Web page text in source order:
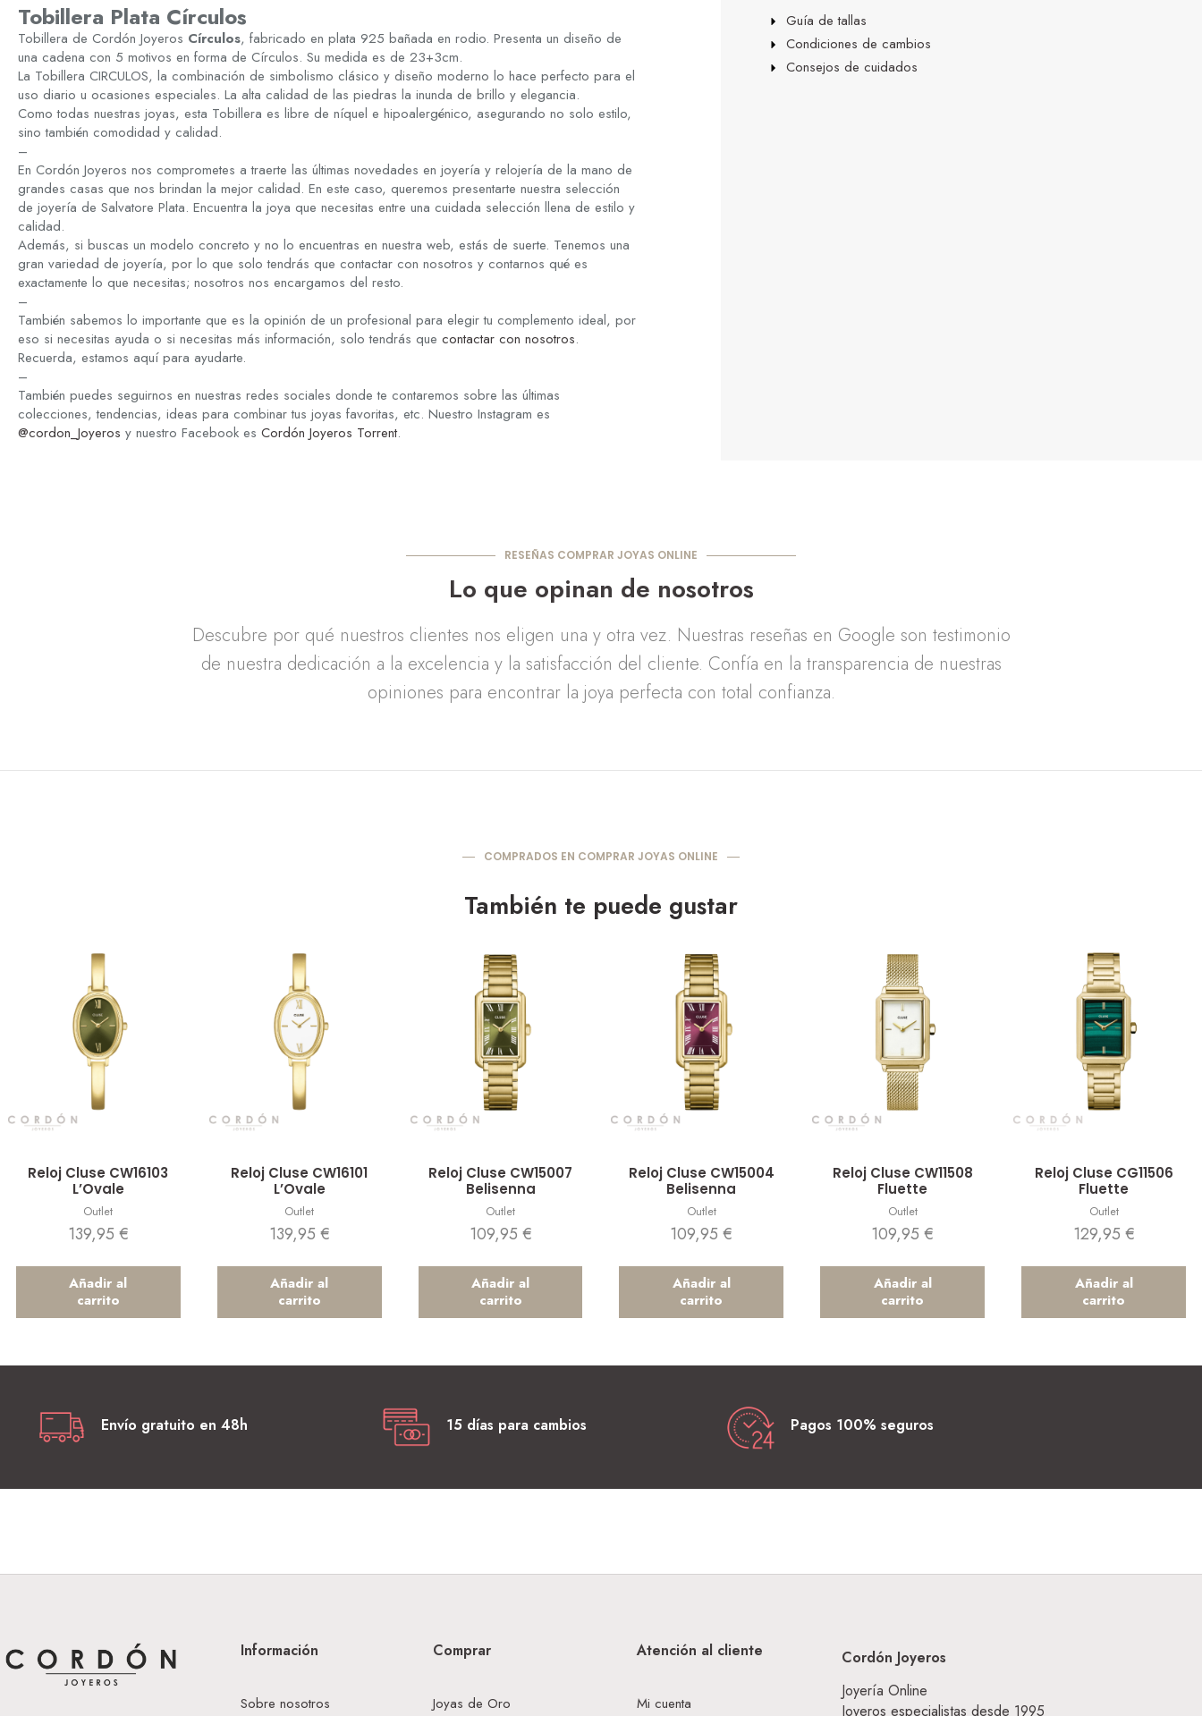
Tobillera Plata Círculos
Tobillera de Cordón Joyeros Círculos, fabricado en plata 925 bañada en rodio. Presenta un diseño de
una cadena con 5 motivos en forma de Círculos. Su medida es de 23+3cm.
La Tobillera CIRCULOS, la combinación de simbolismo clásico y diseño moderno lo hace perfecto para el
uso diario u ocasiones especiales. La alta calidad de las piedras la inunda de brillo y elegancia.
Como todas nuestras joyas, esta Tobillera es libre de níquel e hipoalergénico, asegurando no solo estilo,
sino también comodidad y calidad.
–
En Cordón Joyeros nos comprometes a traerte las últimas novedades en joyería y relojería de la mano de
grandes casas que nos brindan la mejor calidad. En este caso, queremos presentarte nuestra selección
de joyería de Salvatore Plata. Encuentra la joya que necesitas entre una cuidada selección llena de estilo y
calidad.
Además, si buscas un modelo concreto y no lo encuentras en nuestra web, estás de suerte. Tenemos una
gran variedad de joyería, por lo que solo tendrás que contactar con nosotros y contarnos qué es
exactamente lo que necesitas; nosotros nos encargamos del resto.
–
También sabemos lo importante que es la opinión de un profesional para elegir tu complemento ideal, por
eso si necesitas ayuda o si necesitas más información, solo tendrás que contactar con nosotros.
Recuerda, estamos aquí para ayudarte.
–
También puedes seguirnos en nuestras redes sociales donde te contaremos sobre las últimas
colecciones, tendencias, ideas para combinar tus joyas favoritas, etc. Nuestro Instagram es
@cordon_Joyeros y nuestro Facebook es Cordón Joyeros Torrent.
Guía de tallas
Condiciones de cambios
Consejos de cuidados
RESEÑAS COMPRAR JOYAS ONLINE
Lo que opinan de nosotros
Descubre por qué nuestros clientes nos eligen una y otra vez. Nuestras reseñas en Google son testimonio
de nuestra dedicación a la excelencia y la satisfacción del cliente. Confía en la transparencia de nuestras
opiniones para encontrar la joya perfecta con total confianza.
COMPRADOS EN COMPRAR JOYAS ONLINE
También te puede gustar
Reloj Cluse CW16103
L’Ovale
Outlet
139,95 €
Añadir al
carrito
Reloj Cluse CW16101
L’Ovale
Outlet
139,95 €
Añadir al
carrito
Reloj Cluse CW15007
Belisenna
Outlet
109,95 €
Añadir al
carrito
Reloj Cluse CW15004
Belisenna
Outlet
109,95€
Añadir al
carrito
Reloj Cluse CW11508
Fluette
Outlet
109,95€
Añadir al
carrito
Reloj Cluse CG11506
Fluette
Outlet
129,95 €
Añadir al
carrito
Envío gratuito en 48h 15 días para cambios Pagos 100% seguros
Información
Sobre nosotros
Comprar
Joyas de Oro
Atención al cliente
Mi cuenta
Cordón Joyeros
Joyería Online
Joyeros especialistas desde 1995